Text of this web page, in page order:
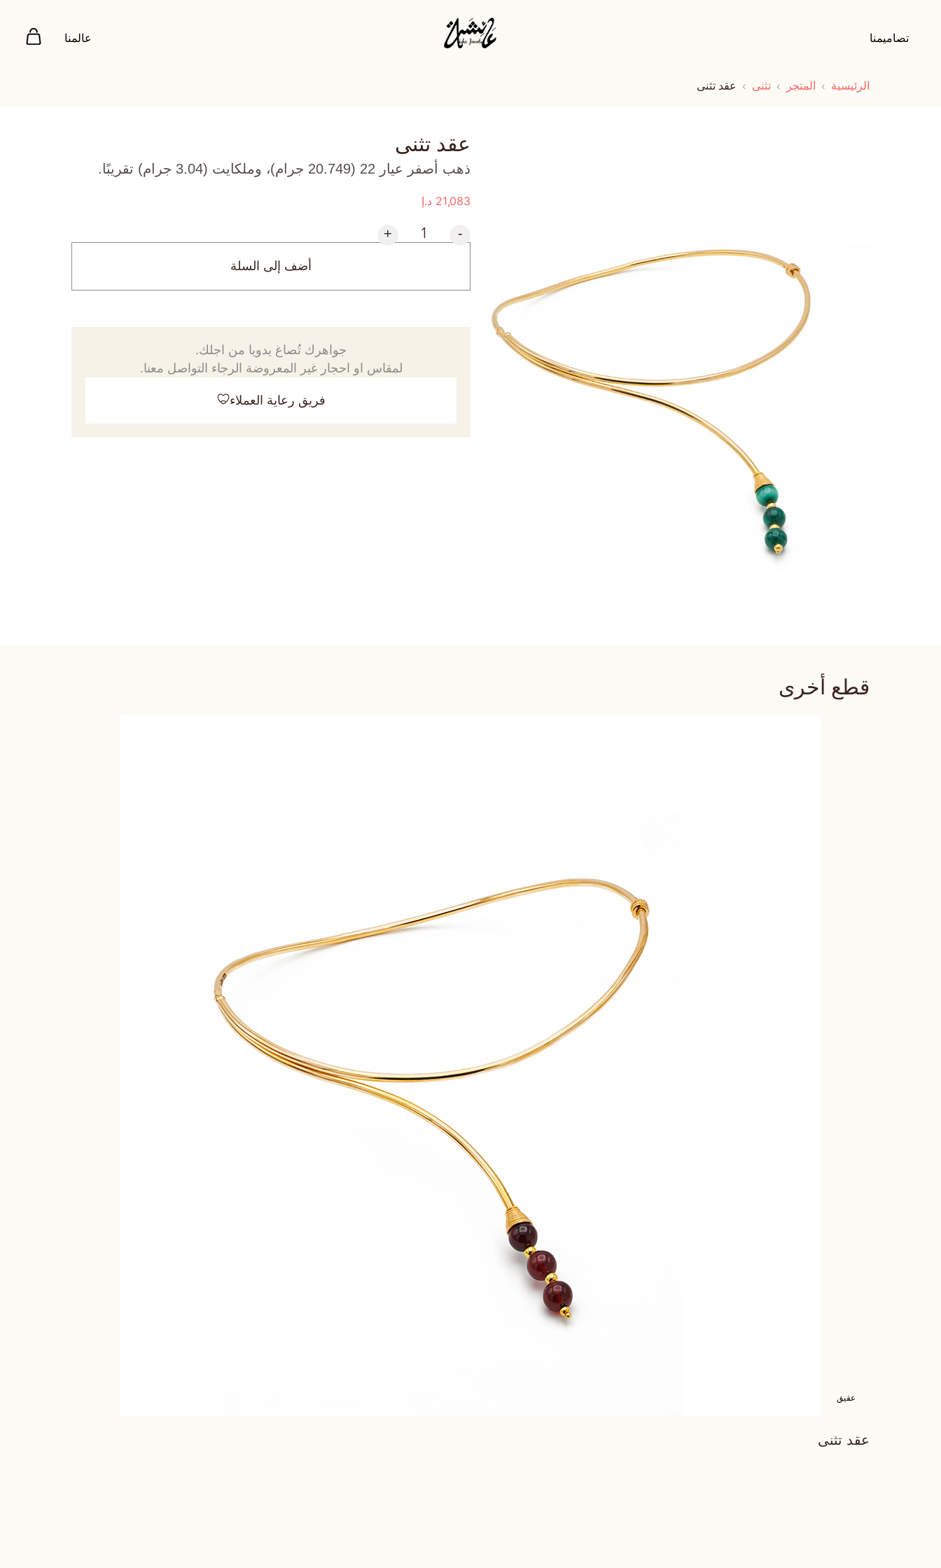
تصاميمنا عالمنا
الرئيسية المتجر تثنى عقد تثنى
عقد تثنى
ذهب أصفر عيار 22 (20.749 جرام)، وملكايت (3.04 جرام) تقريبًا.
21,083 د.إ
-
+
أضف إلى السلة
جواهرك تُصاغ يدويا من اجلك.
لمقاس او احجار غير المعروضة الرجاء التواصل معنا.
فريق رعاية العملاء
قطع أخرى
عقيق
عقد تثنى